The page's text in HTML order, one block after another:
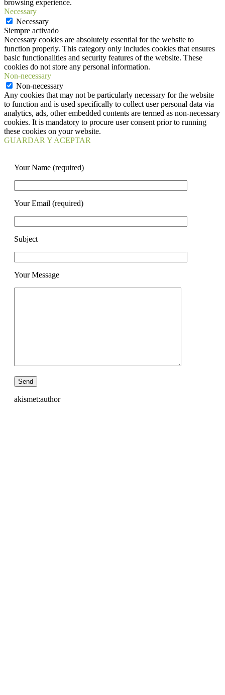
browsing experience.
Necessary
Necessary
Siempre activado
Necessary cookies are absolutely essential for the website to
function properly. This category only includes cookies that ensures
basic functionalities and security features of the website. These
cookies do not store any personal information.
Non-necessary
Non-necessary
Any cookies that may not be particularly necessary for the website
to function and is used specifically to collect user personal data via
analytics, ads, other embedded contents are termed as non-necessary
cookies. It is mandatory to procure user consent prior to running
these cookies on your website.
GUARDAR Y ACEPTAR
Your Name (required)
Your Email (required)
Subject
Your Message
akismet:author